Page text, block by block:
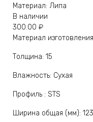
Материал: Липа
В наличии
300.00 ₽
Материал
Толщина: 15
Влажность: Сухая
Профиль : STS
Ширина общая (мм): 123